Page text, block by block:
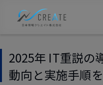
2025年 IT重説の
動向と実施手順